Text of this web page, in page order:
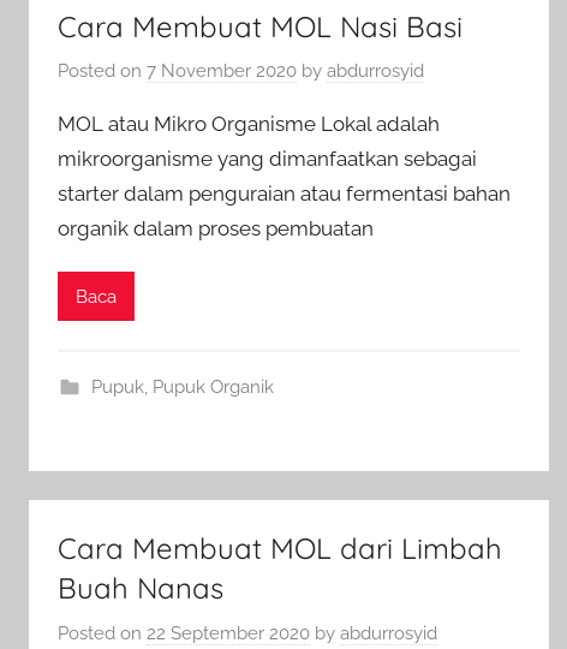
Cara Membuat MOL Nasi Basi
Posted on 7 November 2020 by abdurrosyid
MOL atau Mikro Organisme Lokal adalah
mikroorganisme yang dimanfaatkan sebagai
starter dalam penguraian atau fermentasi bahan
organik dalam proses pembuatan
Baca
Pupuk, Pupuk Organik
Cara Membuat MOL dari Limbah
Buah Nanas
Posted on 22 September 2020 by abdurrosyid